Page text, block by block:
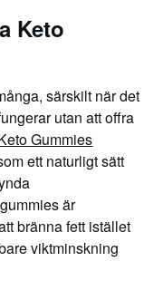
Keto
särskilt när det
utan att offra
Gummies
ett naturligt sätt
är
bränna fett istället
viktminskning